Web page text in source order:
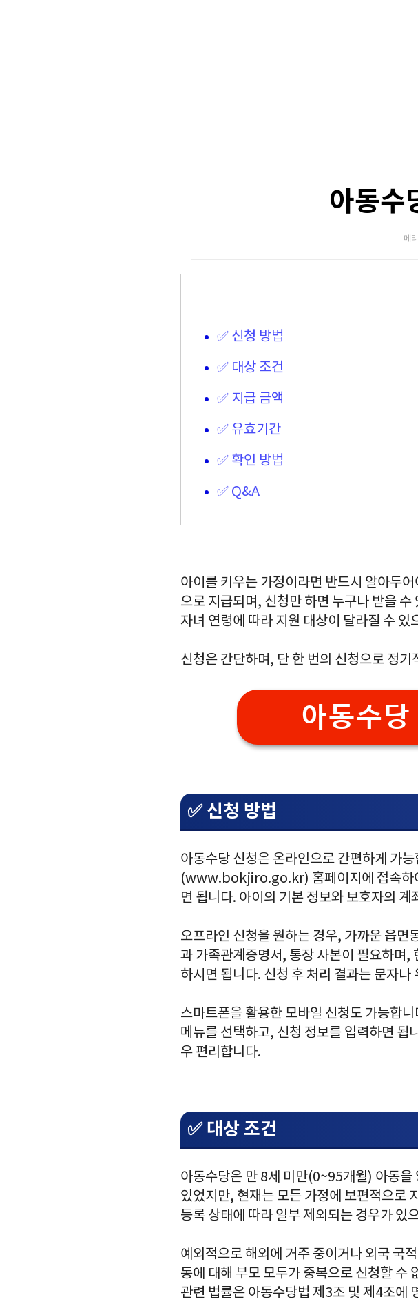
아동수
메
✅ 신청 방법
✅ 대상 조건
✅ 지급 금액
✅ 유효기간
✅ 확인 방법
✅ Q&A
아이를 키우는 가정이라면 반드시 알아두
으로 지급되며, 신청만 하면 누구나 받을
자녀 연령에 따라 지원 대상이 달라질 수
신청은 간단하며, 단 한 번의 신청으로 정
아동수
✅ 신청 방법
아동수당 신청은 온라인으로 간편하게
(www.bokjiro.go.kr) 홈페이지에 접속하
면 됩니다. 아이의 기본 정보와 보호자의
오프라인 신청을 원하는 경우, 가까운 읍면
과 가족관계증명서, 통장 사본이 필요하며,
하시면 됩니다. 신청 후 처리 결과는 문자나
스마트폰을 활용한 모바일 신청도 가능합
메뉴를 선택하고, 신청 정보를 입력하면 됩
우 편리합니다.
✅ 대상 조건
아동수당은 만 8세 미만(0~95개월) 아동을
있었지만, 현재는 모든 가정에 보편적으로
등록 상태에 따라 일부 제외되는 경우가 있
예외적으로 해외에 거주 중이거나 외국 국
동에 대해 부모 모두가 중복으로 신청할 수
관련 법률은 아동수당법 제3조 및 제4조에